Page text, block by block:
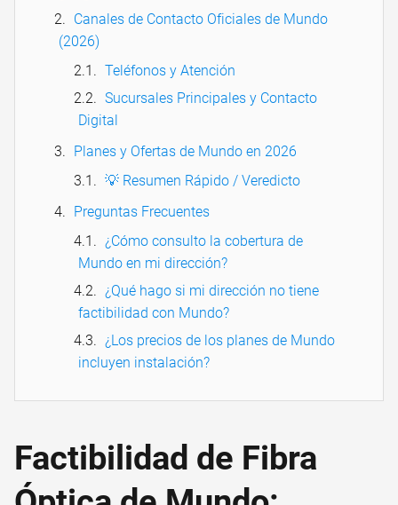
Canales de Contacto Oficiales de Mundo
(2026)
Teléfonos y Atención
Sucursales Principales y Contacto
Digital
Planes y Ofertas de Mundo en 2026
💡 Resumen Rápido / Veredicto
Preguntas Frecuentes
¿Cómo consulto la cobertura de
Mundo en mi dirección?
¿Qué hago si mi dirección no tiene
factibilidad con Mundo?
¿Los precios de los planes de Mundo
incluyen instalación?
Factibilidad de Fibra